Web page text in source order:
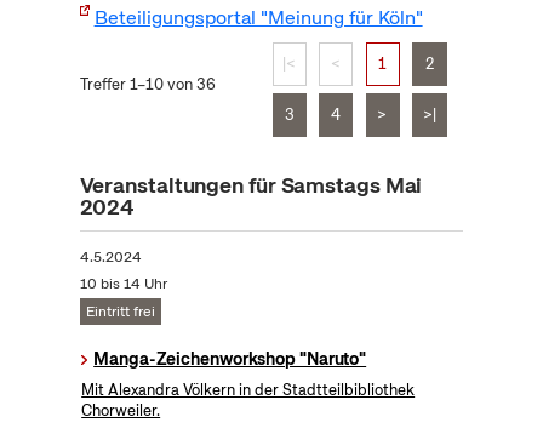
Beteiligungsportal "Meinung für Köln"
Treffer 1–10 von 36
|< < 1 2
3 4 > >|
Veranstaltungen für Samstags Mai
2024
4.5.2024
10 bis 14 Uhr
Eintritt frei
Manga-Zeichenworkshop "Naruto"
Mit Alexandra Völkern in der Stadtteilbibliothek
Chorweiler.